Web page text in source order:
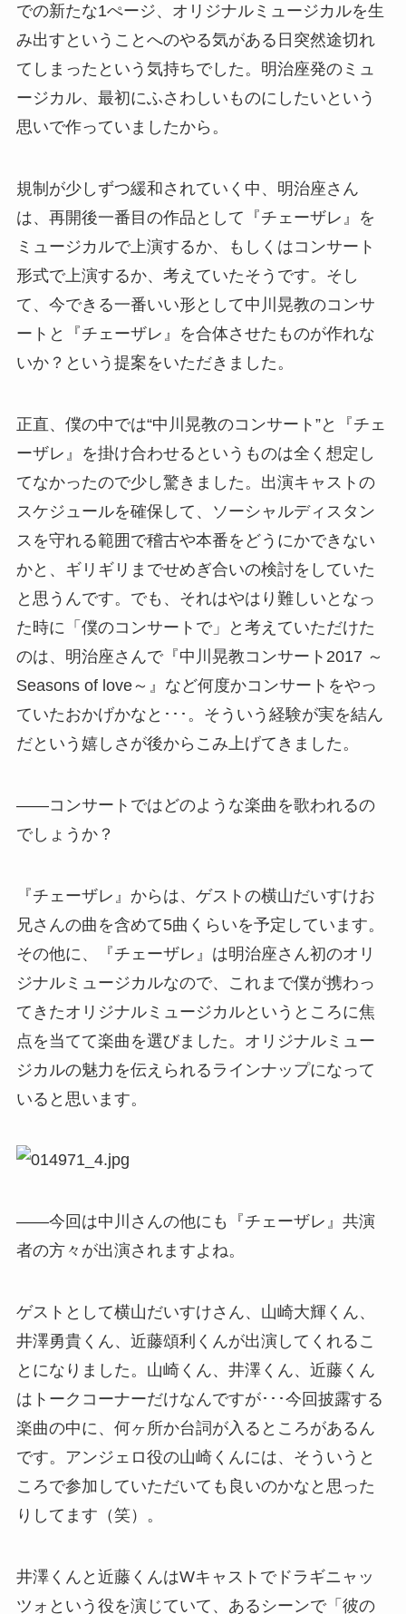
での新たな1ぺージ、オリジナルミュージカルを生
み出すということへのやる気がある日突然途切れ
てしまったという気持ちでした。明治座発のミュ
ージカル、最初にふさわしいものにしたいという
思いで作っていましたから。
規制が少しずつ緩和されていく中、明治座さん
は、再開後一番目の作品として『チェーザレ』を
ミュージカルで上演するか、もしくはコンサート
形式で上演するか、考えていたそうです。そし
て、今できる一番いい形として中川晃教のコンサ
ートと『チェーザレ』を合体させたものが作れな
いか？という提案をいただきました。
正直、僕の中では“中川晃教のコンサート”と『チェ
ーザレ』を掛け合わせるというものは全く想定し
てなかったので少し驚きました。出演キャストの
スケジュールを確保して、ソーシャルディスタン
スを守れる範囲で稽古や本番をどうにかできない
かと、ギリギリまでせめぎ合いの検討をしていた
と思うんです。でも、それはやはり難しいとなっ
た時に「僕のコンサートで」と考えていただけた
のは、明治座さんで『中川晃教コンサート2017 ～
Seasons of love～』など何度かコンサートをやっ
ていたおかげかなと･･･。そういう経験が実を結ん
だという嬉しさが後からこみ上げてきました。
――コンサートではどのような楽曲を歌われるの
でしょうか？
『チェーザレ』からは、ゲストの横山だいすけお
兄さんの曲を含めて5曲くらいを予定しています。
その他に、『チェーザレ』は明治座さん初のオリ
ジナルミュージカルなので、これまで僕が携わっ
てきたオリジナルミュージカルというところに焦
点を当てて楽曲を選びました。オリジナルミュー
ジカルの魅力を伝えられるラインナップになって
いると思います。
――今回は中川さんの他にも『チェーザレ』共演
者の方々が出演されますよね。
ゲストとして横山だいすけさん、山崎大輝くん、
井澤勇貴くん、近藤頌利くんが出演してくれるこ
とになりました。山崎くん、井澤くん、近藤くん
はトークコーナーだけなんですが･･･今回披露する
楽曲の中に、何ヶ所か台詞が入るところがあるん
です。アンジェロ役の山崎くんには、そういうと
ころで参加していただいても良いのかなと思った
りしてます（笑）。
井澤くんと近藤くんはWキャストでドラギニャッ
ツォという役を演じていて、あるシーンで「彼の